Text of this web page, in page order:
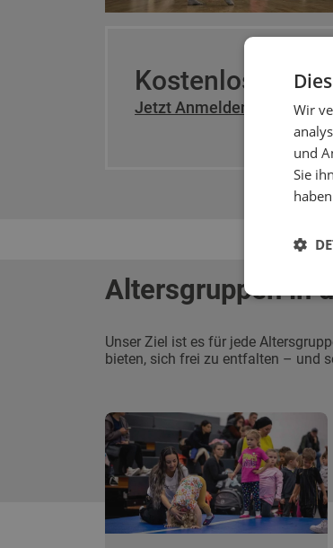
Kostenlose
Jetzt Anmelden
Altersgruppen in
Unser Ziel ist es für jede
bieten, sich frei zu entfalten – und
Wir
und
Sie